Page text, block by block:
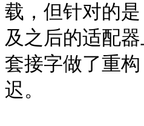
载，但针对
及之后的适配
套接字做了重
迟。